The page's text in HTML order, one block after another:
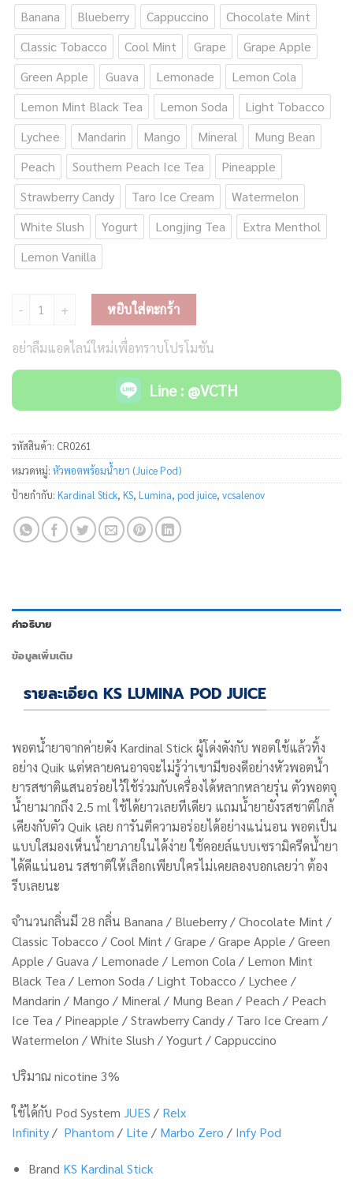
Banana Blueberry Cappuccino
Chocolate Mint
Classic Tobacco
Cool Mint Grape
Grape Apple
Green Apple
Guava Lemonade
Lemon Cola
Lemon Mint Black Tea
Lemon Soda
Light Tobacco
Lychee
Mandarin Mango Mineral
Mung Bean
Peach
Southern Peach Ice Tea
Pineapple
Strawberry Candy
Taro Ice Cream
Watermelon
White Slush
Yogurt Longjing Tea
Extra Menthol
Lemon Vanilla
จำนวน KS Lumina Pod Juice ชิ้น
หยิบใส่ตะกร้า
อย่าลืมแอดไลน์ใหม่เพื่อทราบโปรโมชัน
Line : @VCTH
รหัสสินค้า: CR0261
หมวดหมู่: หัวพอตพร้อมน้ำยา (Juice Pod)
ป้ายกำกับ: Kardinal Stick, KS, Lumina, pod juice, vcsalenov
คำอธิบาย
ข้อมูลเพิ่มเติม
รายละเอียด KS LUMINA POD JUICE
พอตน้ำยาจากค่ายดัง Kardinal Stick ผู้โด่งดังกับ พอตใช้แล้วทิ้ง
อย่าง Quik แต่หลายคนอาจจะไม่รู้ว่าเขามีของดีอย่างหัวพอตน้ำ
ยารสชาติแสนอร่อยไว้ใช้ร่วมกับเครื่องได้หลากหลายรุ่น ตัวพอตจุ
น้ำยามากถึง 2.5 ml ใช้ได้ยาวเลยทีเดียว แถมน้ำยายังรสชาติใกล้
เคียงกับตัว Quik เลย การันตีความอร่อยได้อย่างแน่นอน พอตเป็น
แบบใสมองเห็นน้ำยาภายในได้ง่าย ใช้คอยล์แบบเซรามิครีดน้ำยา
ได้ดีแน่นอน รสชาติให้เลือกเพียบใครไม่เคยลองบอกเลยว่า ต้อง
รีบเลยนะ
จำนวนกลิ่นมี 28 กลิ่น Banana / Blueberry / Chocolate Mint /
Classic Tobacco / Cool Mint / Grape / Grape Apple / Green
Apple / Guava / Lemonade / Lemon Cola / Lemon Mint
Black Tea / Lemon Soda / Light Tobacco / Lychee /
Mandarin / Mango / Mineral / Mung Bean / Peach / Peach
Ice Tea / Pineapple / Strawberry Candy / Taro Ice Cream /
Watermelon / White Slush / Yogurt / Cappuccino
ปริมาณ nicotine 3%
ใช้ได้กับ Pod System JUES / Relx
Infinity / Phantom / Lite / Marbo Zero / Infy Pod
Brand KS Kardinal Stick